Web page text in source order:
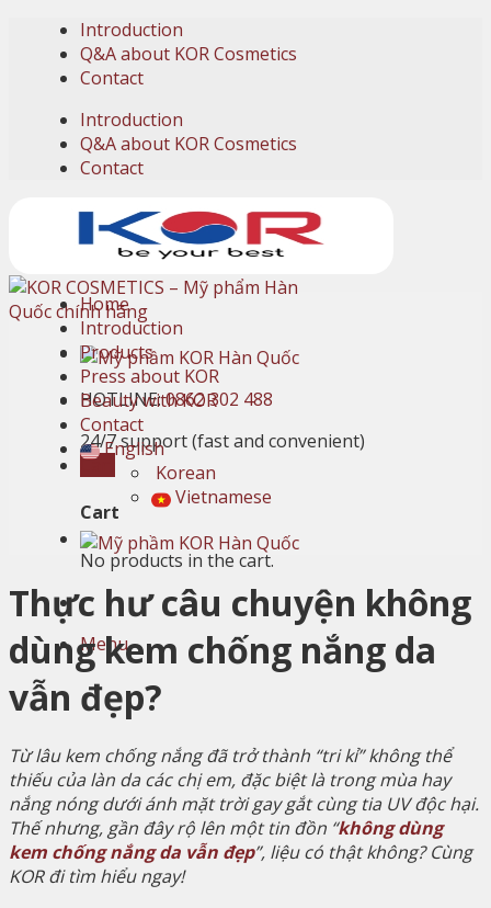
content
Introduction
Q&A about KOR Cosmetics
Contact
Introduction
Q&A about KOR Cosmetics
Contact
HOTLINE:0862 302 488
24/7 support (fast and convenient)
Cart
Cart
No products in the cart.
Menu
Home
Introduction
Products
Press about KOR
Beauty with KOR
Contact
English
Korean
Vietnamese
Thực hư câu chuyện không
dùng kem chống nắng da
vẫn đẹp?
Từ lâu kem chống nắng đã trở thành “tri kỉ” không thể
thiếu của làn da các chị em, đặc biệt là trong mùa hay
nắng nóng dưới ánh mặt trời gay gắt cùng tia UV độc hại.
Thế nhưng, gần đây rộ lên một tin đồn “không dùng
kem chống nắng da vẫn đẹp”, liệu có thật không? Cùng
KOR đi tìm hiểu ngay!